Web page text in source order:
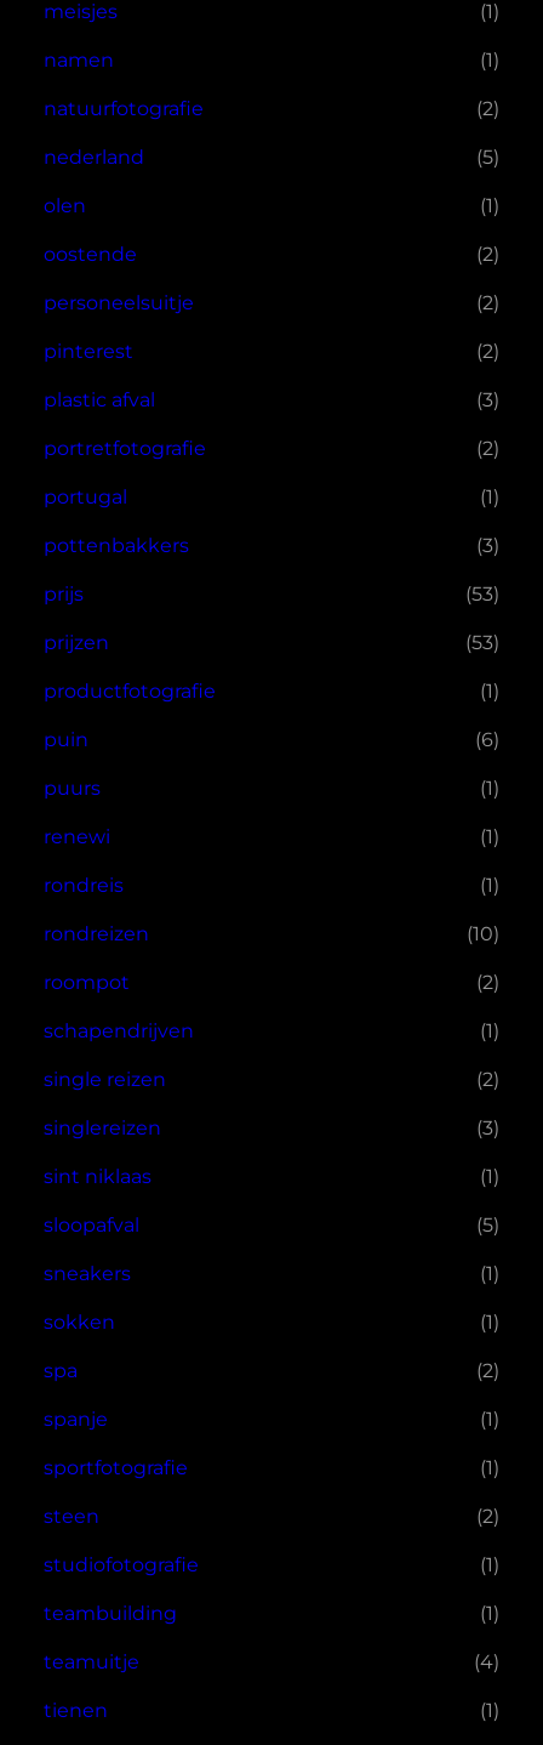
meisjes (1)
namen (1)
natuurfotografie (2)
nederland (5)
olen (1)
oostende (2)
personeelsuitje (2)
pinterest (2)
plastic afval (3)
portretfotografie (2)
portugal (1)
pottenbakkers (3)
prijs (53)
prijzen (53)
productfotografie (1)
puin (6)
puurs (1)
renewi (1)
rondreis (1)
rondreizen (10)
roompot (2)
schapendrijven (1)
single reizen (2)
singlereizen (3)
sint niklaas (1)
sloopafval (5)
sneakers (1)
sokken (1)
spa (2)
spanje (1)
sportfotografie (1)
steen (2)
studiofotografie (1)
teambuilding (1)
teamuitje (4)
tienen (1)